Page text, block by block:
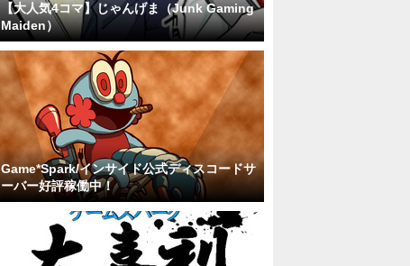
【大人気4コマ】じゃんげま（Junk Gaming
Maiden）
Game*Spark/インサイド公式ディスコードサ
ーバー好評稼働中！